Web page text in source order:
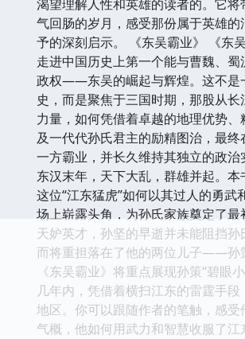
渴望理解人性和英雄的读者的。它
气回肠的岁月，感受那份属于英雄
予的深刻启示。 《东吴霸业》 《东
走进中国历史上第一个能与曹魏、
政权——东吴的崛起与辉煌。这不是
史，而是聚焦于三国时期，那股从
力量，如何凭借着卓越的地理优势
及一代代孙氏君主的励精图治，最
一方霸业，并长久维持其独立的政治
东汉末年，天下大乱，群雄并起。
这位“江东猛虎”如何以其过人的勇武
场上崭露头角，为孙氏家族奠定了最
天妒英才，孙坚的早逝并未能阻挡孙
而将重担落在了他的两位儿子——孙
《东吴霸业》将重点展现孙策“碧眼
几年内，凭借着横扫江东的雷霆手
地区。你可以跟随作者的笔触，感受
气概，他如何用武力和智慧收服了江